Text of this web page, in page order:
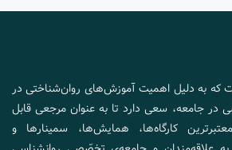
که به دلیل اهمیت آموزش‌های روان‌شناختی در
جامعه، سعی دارد تا به عنوان مرجعی قابل
کارگاه‌ها، همایش‌ها، سمینارها و